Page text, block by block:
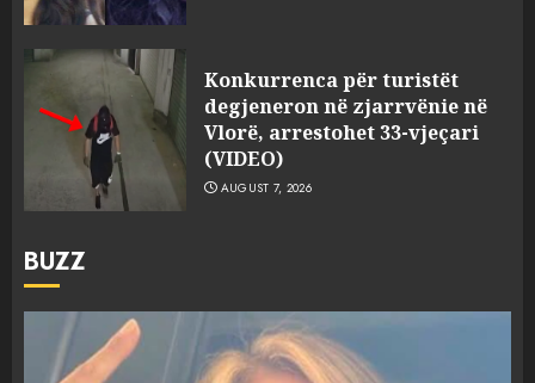
Konkurrenca për turistët
degjeneron në zjarrvënie në
Vlorë, arrestohet 33-vjeçari
(VIDEO)
AUGUST 7, 2026
BUZZ